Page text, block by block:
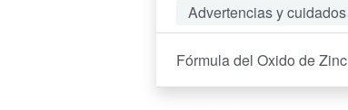
Advertencias y cuidados
Fórmula del Oxido de Zinc